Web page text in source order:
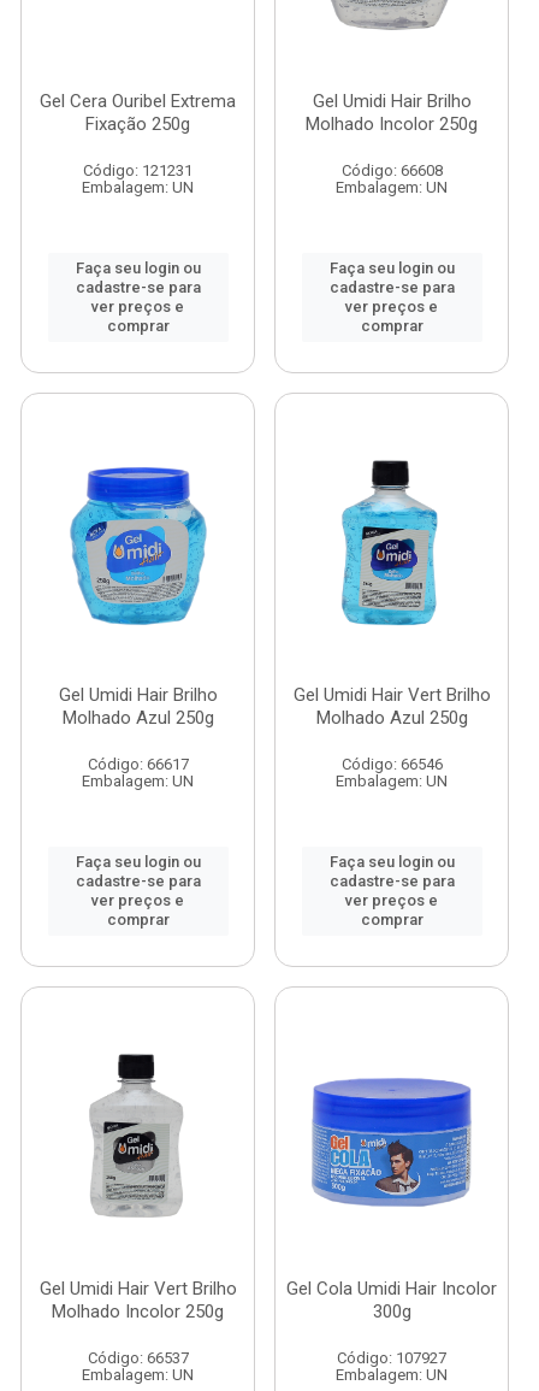
Gel Cera Ouribel Extrema
Fixação 250g
Código: 121231
Embalagem: UN
Faça seu login ou
cadastre-se para
ver preços e
comprar
Gel Umidi Hair Brilho
Molhado Incolor 250g
Código: 66608
Embalagem: UN
Faça seu login ou
cadastre-se para
ver preços e
comprar
Gel Umidi Hair Brilho
Molhado Azul 250g
Código: 66617
Embalagem: UN
Faça seu login ou
cadastre-se para
ver preços e
comprar
Gel Umidi Hair Vert Brilho
Molhado Azul 250g
Código: 66546
Embalagem: UN
Faça seu login ou
cadastre-se para
ver preços e
comprar
Gel Umidi Hair Vert Brilho
Molhado Incolor 250g
Código: 66537
Embalagem: UN
Gel Cola Umidi Hair Incolor
300g
Código: 107927
Embalagem: UN